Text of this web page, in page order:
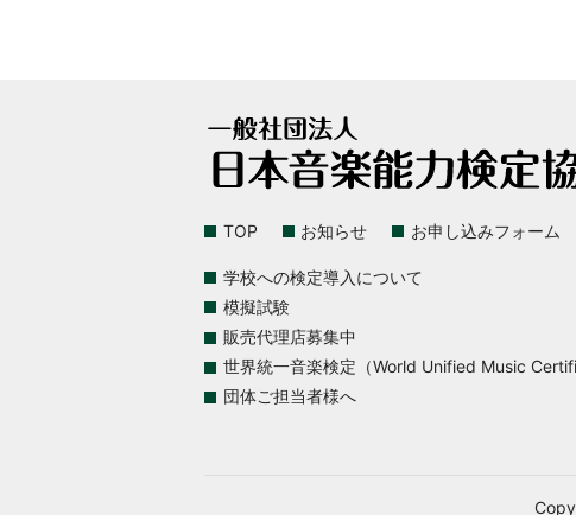
TOP お知らせ お申し込みフォーム
学校への検定導入について
模擬試験
販売代理店募集中
世界統一音楽検定（World Unified Music
団体ご担当者様へ